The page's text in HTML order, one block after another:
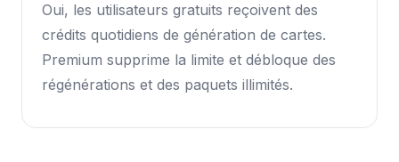
Oui, les utilisateurs gratuits reçoivent des
crédits quotidiens de génération de cartes.
Premium supprime la limite et débloque des
régénérations et des paquets illimités.